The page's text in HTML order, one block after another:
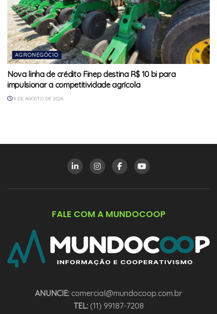
AGRONEGÓCIO
Nova linha de crédito Finep destina R$ 10 bi para
impulsionar a competitividade agrícola
8 DE AGOSTO DE 2026
FALE COM A MUNDOCOOP
ANUNCIE: comercial@mundocoop.com.br
TEL:(11) 99187-7208